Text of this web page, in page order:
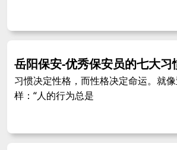
岳阳保安-优秀保安员的七大习
习惯决定性格，而性格决定命运。就
样：“人的行为总是